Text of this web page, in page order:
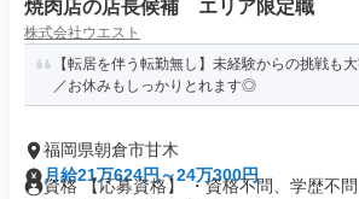
焼肉店の店長候補 エリア限定職
株式会社ウエスト
【転居を伴う転勤無し】未経験からの挑戦も
／お休みもしっかりとれます◎
福岡県朝倉市甘木
月給21万624円～24万300円
資格 【応募資格】 ・資格不問、学歴不